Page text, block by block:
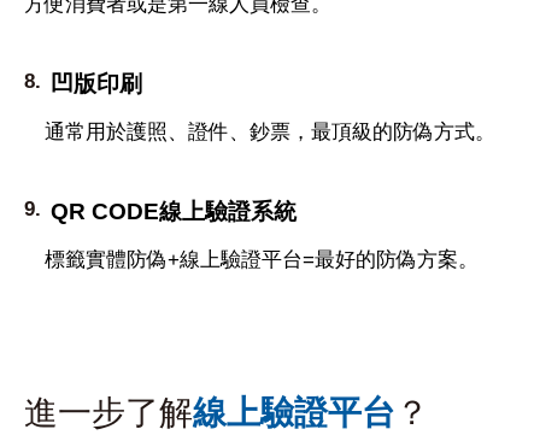
方便消費者或是第一線人員檢查。
凹版印刷
通常用於護照、證件、鈔票，最頂級的防偽方式。
QR CODE線上驗證系統
標籤實體防偽+線上驗證平台=最好的防偽方案。
進一步了解線上驗證平台 ？